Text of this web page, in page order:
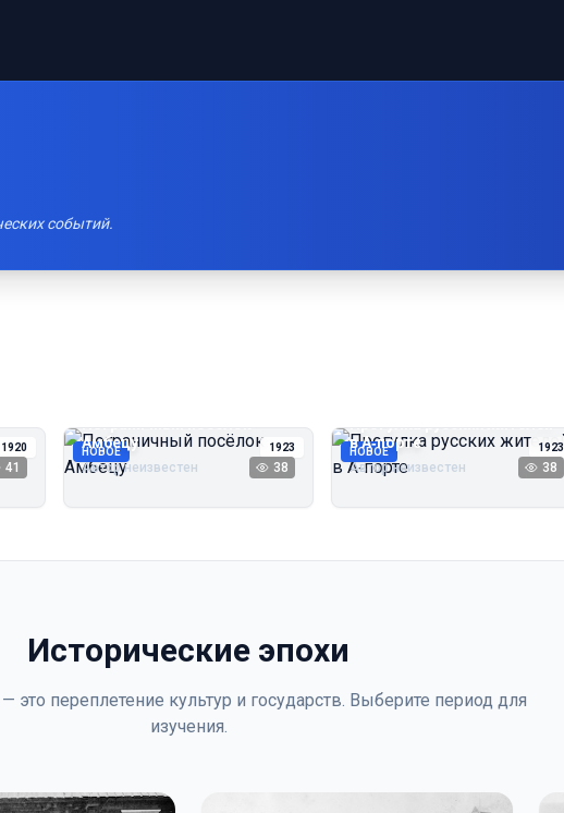
событий.
1920
41
НОВОЕ 1923
Пограничный посёлок
Амбецу
Автор неизвестен 38
НОВОЕ 1923
Прогулка русских жителей
в А‑порте
Автор неизвестен 38
Исторические эпохи
это переплетение культур и государств. Выберите период для
изучения.